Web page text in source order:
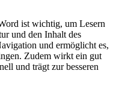
ist wichtig, um Lesern
und den Inhalt des
und ermöglicht es,
Zudem wirkt ein gut
und trägt zur besseren